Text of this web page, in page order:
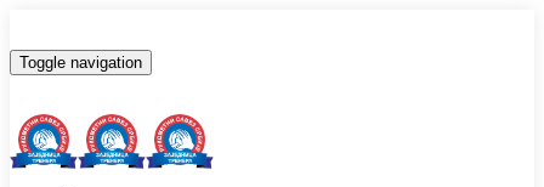
Toggle navigation